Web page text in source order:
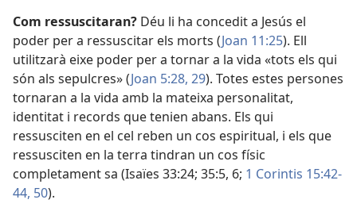
Com ressuscitaran? Déu li ha concedit a Jesús el
poder per a ressuscitar els morts (Joan 11:25). Ell
utilitzarà eixe poder per a tornar a la vida «tots els qui
són als sepulcres» (Joan 5:28, 29). Totes estes persones
tornaran a la vida amb la mateixa personalitat,
identitat i records que tenien abans. Els qui
ressusciten en el cel reben un cos espiritual, i els que
ressusciten en la terra tindran un cos físic
completament sa (Isaïes 33:24; 35:5, 6; 1 Corintis 15:42-
44, 50).